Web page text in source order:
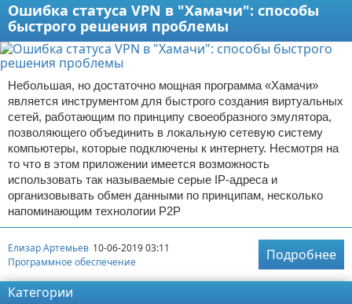
Ошибка статуса VPN в "Хамачи": способы
быстрого решения проблемы
Небольшая, но достаточно мощная программа «Хамачи»
является инструментом для быстрого создания виртуальных
сетей, работающим по принципу своеобразного эмулятора,
позволяющего объединить в локальную сетевую систему
компьютеры, которые подключены к интернету. Несмотря на
то что в этом приложении имеется возможность
использовать так называемые серые IP-адреса и
организовывать обмен данными по принципам, несколько
напоминающим технологии Р2Р
Елизар Артемьев 10-06-2019 03:11
Программное обеспечение
Подробнее
Категории